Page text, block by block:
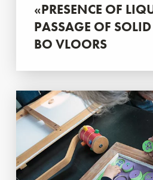
«PRESENCE OF
PASSAGE OF SOLID
BO VLOORS